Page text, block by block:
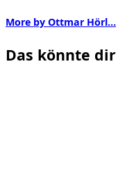
More by Ottmar Hörl…
Das könnte